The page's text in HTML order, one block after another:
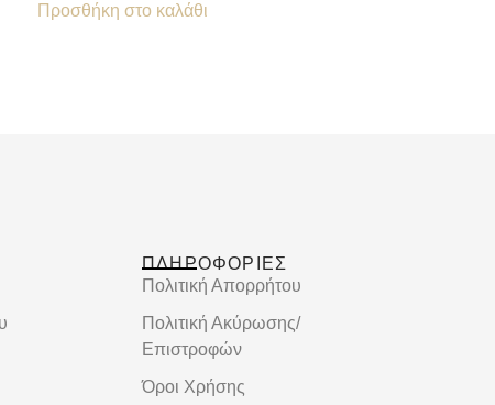
Προσθήκη στο καλάθι
ΠΛΗΡΟΦΟΡΙΕΣ
Πολιτική Απορρήτου
Πολιτική Ακύρωσης/
Επιστροφών
Όροι Χρήσης